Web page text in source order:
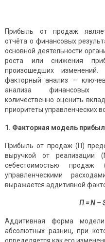
Прибыль от продаж
отчёта о финансовых
основной деятельности
роста или снижения
произошедших
факторный анализ —
анализа финансовых
количественно оценить
приоритеты управленческих
1. Факторная модель
Прибыль от продаж (П)
выручкой от реализации
себестоимостью
управленческими
выражается аддитивной
П = N –
Аддитивная форма
абсолютных разниц, при